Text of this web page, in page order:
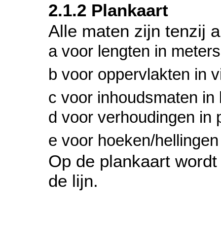
2.1.2 Plankaart
Alle maten zijn tenzij
a voor lengten in
b voor oppervlakten in
c voor inhoudsmaten
d voor verhoudingen in
e voor hoeken/
Op de plankaart
de lijn.